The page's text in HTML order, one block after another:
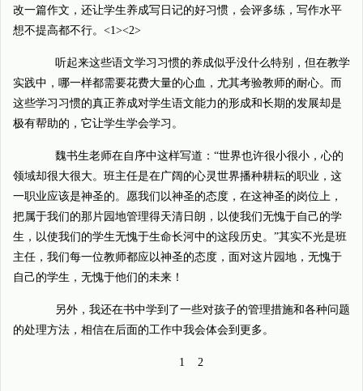
改一篇作文，还让学生养成写日记的好习惯，会评多练，写作水平
想不提高都不行。<1><2>
听起来这些语文学习习惯的养成似乎没什么特别，但在教学
实践中，哪一样都需要花费大量的心血，尤其考验教师的耐心。而
这些学习习惯的真正养成对学生语文能力的形成和长期的发展却是
极有帮助的，它让学生学会学习。
魏书生老师在自序中这样写道：“世界也许很小很小，心的
领域却很大很大。班主任是在广阔的心灵世界播种耕耘的职业，这
一职业应该是神圣的。愿我们以神圣的态度，在这神圣的岗位上，
把属于我们的那片园地管理得天清日朗，以使我们无愧于自己的学
生，以使我们的学生无愧于生命长河中的这段历史。”其实不光是班
主任，我们每一位教师都应以神圣的态度，面对这片园地，无愧于
自己的学生，无愧于他们的未来！
另外，我还在书中学到了一些对孩子的管理措施和各种问题
的处理方法，相信在后面的工作中我会体会到更多。
1 2